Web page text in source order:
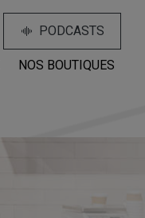
PODCASTS
NOS BOUTIQUES